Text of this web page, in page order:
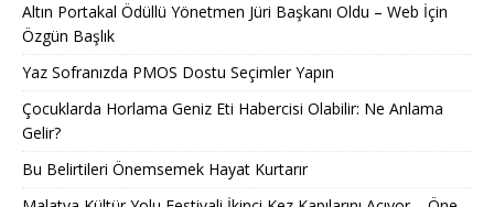
Altın Portakal Ödüllü Yönetmen Jüri Başkanı Oldu – Web İçin
Özgün Başlık
Yaz Sofranızda PMOS Dostu Seçimler Yapın
Çocuklarda Horlama Geniz Eti Habercisi Olabilir: Ne Anlama
Gelir?
Bu Belirtileri Önemsemek Hayat Kurtarır